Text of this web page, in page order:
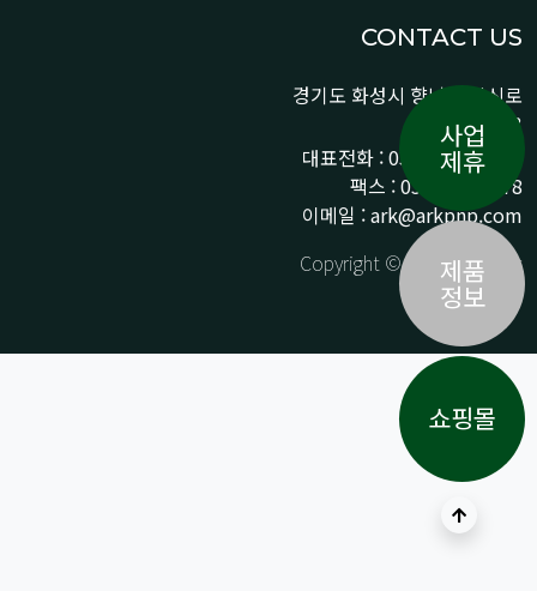
CONTACT US
경기도 화성시 향남읍 상신로
290-13
대표전화 : 031-359-9776 /
팩스 : 031-359-9778
이메일 : ark@arkpnp.com
Copyright © ARK All Rights
Reserved.
상단으로
사업
제휴
제품
정보
쇼핑몰